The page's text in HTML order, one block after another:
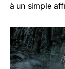
à un simple